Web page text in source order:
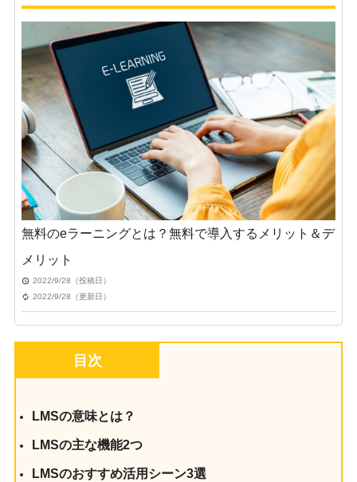
無料のeラーニングとは？無料で導入するメリット＆デ
メリット
2022/9/28（投稿日）
2022/9/28（更新日）
目次
LMSの意味とは？
LMSの主な機能2つ
LMSのおすすめ活用シーン3選